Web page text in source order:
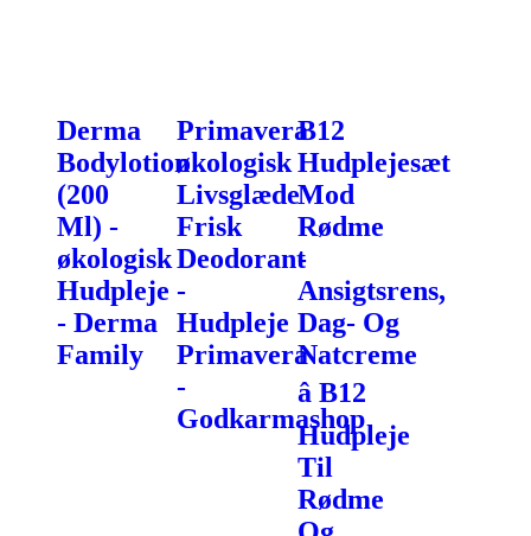
Derma
Bodylotion
(200
Ml) -
økologisk
Hudpleje
- Derma
Family
Primavera
økologisk
Livsglæde
Frisk
Deodorant
-
Hudpleje
Primavera
-
Godkarmashop
B12
Hudplejesæt
Mod
Rødme
-
Ansigtsrens,
Dag- Og
Natcreme
â B12
Hudpleje
Til
Rødme